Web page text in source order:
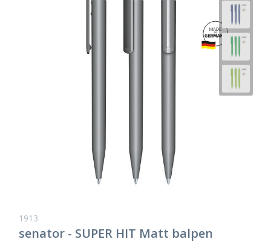
1913
senator - SUPER HIT Matt balpen